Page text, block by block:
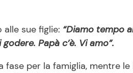
sue figlie: “Diamo tempo
Papà c’è. Vi amo”.
fase per la famiglia, mentre